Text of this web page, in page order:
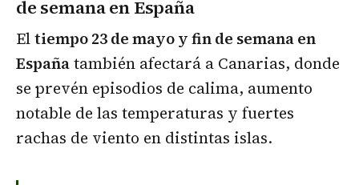
de semana en España
Eltiempo 23 de mayo y fin de semana en
Españatambién afectará a Canarias, donde
se prevén episodios de calima, aumento
notable de las temperaturas y fuertes
rachas de viento en distintas islas.